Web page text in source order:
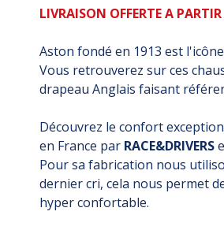
LIVRAISON OFFERTE A
Aston fondé en 1913 est
Vous retrouverez sur ces
drapeau Anglais
Découvrez le confort
en France par RACE&DRIVERS
Pour sa fabrication nous
dernier cri, cela nous permet
hyper confortable.